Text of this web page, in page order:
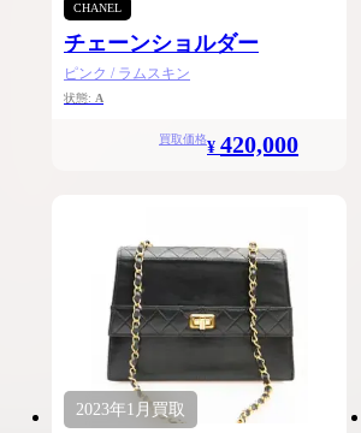
CHANEL
チェーンショルダー
ピンク / ラムスキン
状態: A
買取価格¥ 420,000
2023年1月 買取